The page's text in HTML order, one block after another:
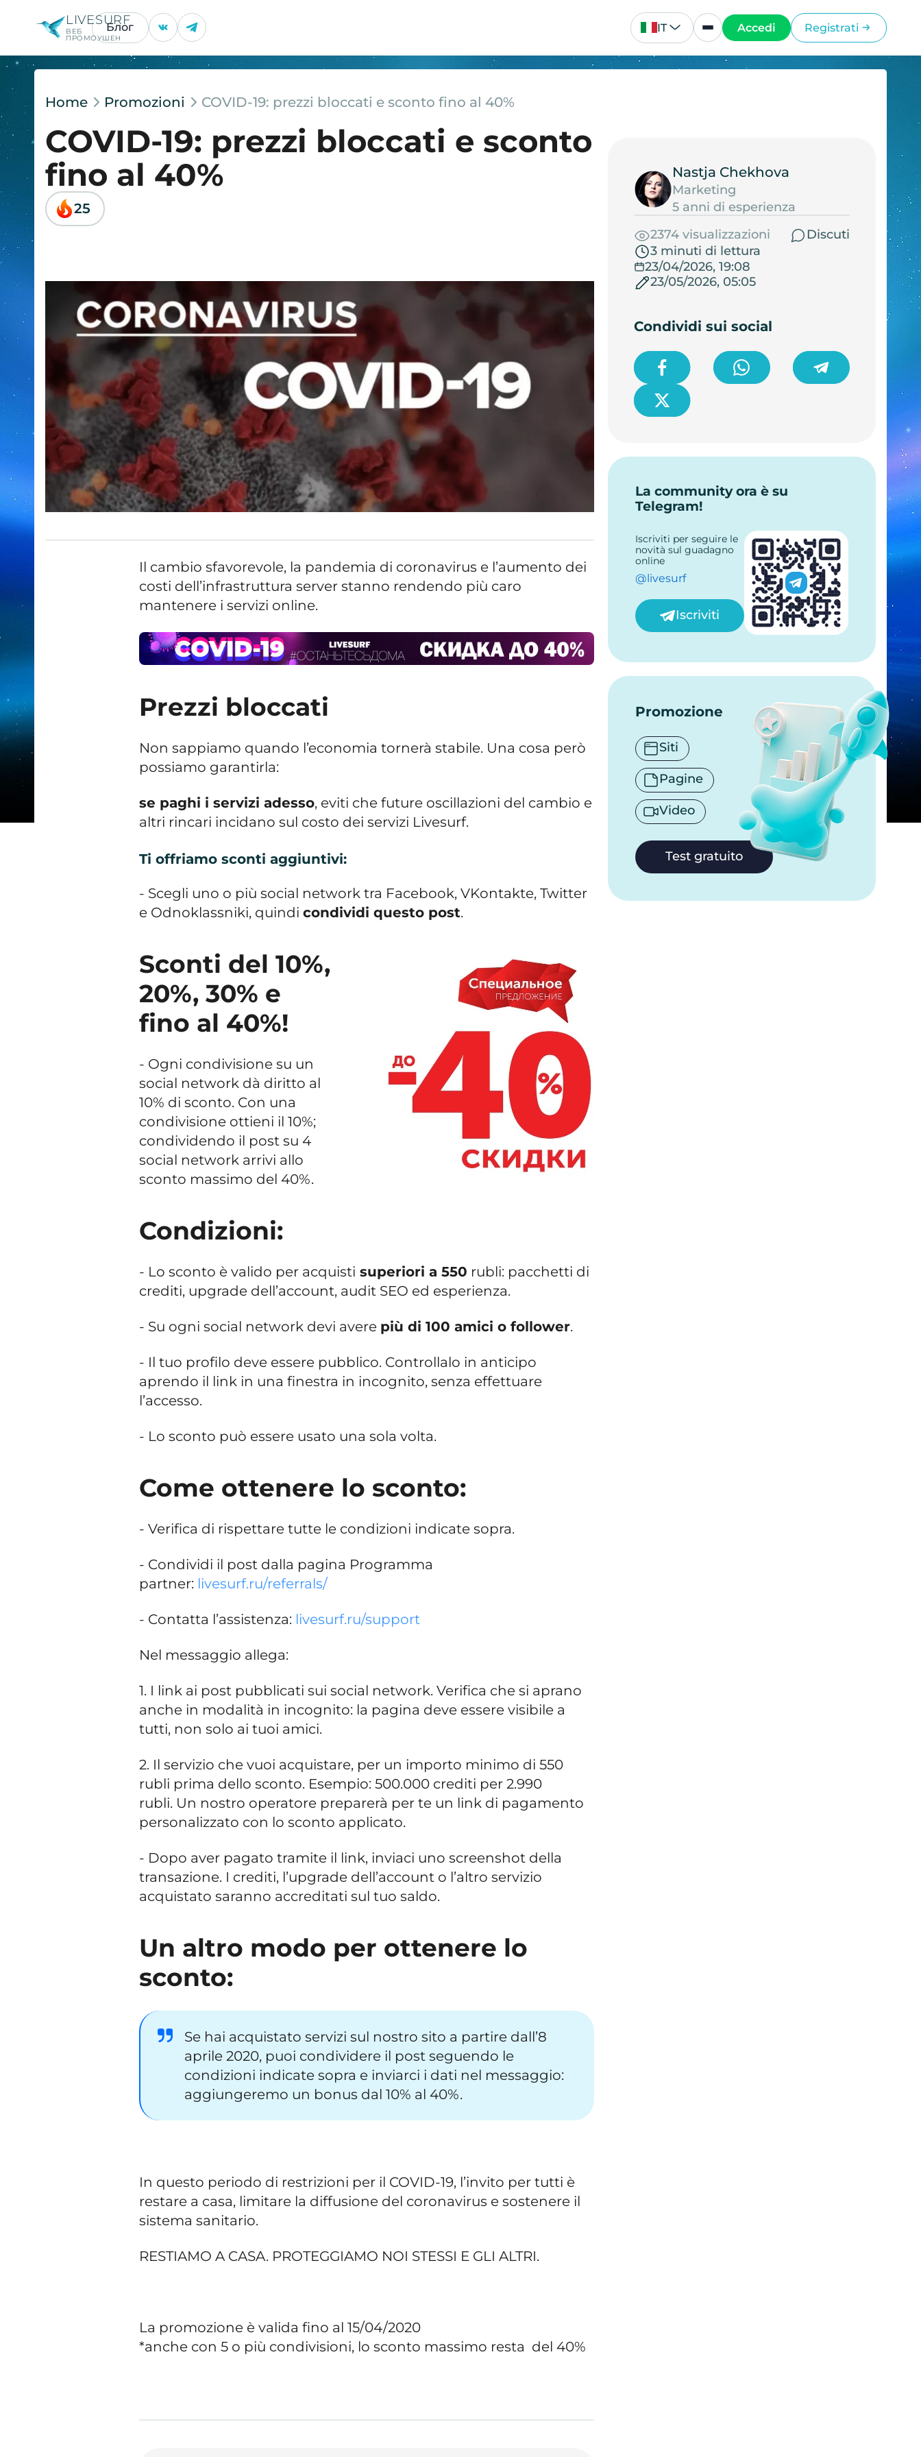
LIVESURF
ВЕБ
ПРОМОУШЕН
Блог IT Accedi Registrati
Home Promozioni COVID-19: prezzi bloccati e sconto fino al 40%
COVID-19: prezzi bloccati e sconto
fino al 40%
25
Il cambio sfavorevole, la pandemia di coronavirus e l’aumento dei
costi dell’infrastruttura server stanno rendendo più caro
mantenere i servizi online.
Prezzi bloccati
Non sappiamo quando l’economia tornerà stabile. Una cosa però
possiamo garantirla:
se paghi i servizi adesso, eviti che future oscillazioni del cambio e
altri rincari incidano sul costo dei servizi Livesurf.
Ti offriamo sconti aggiuntivi:
- Scegli uno o più social network tra Facebook, VKontakte, Twitter
e Odnoklassniki, quindicondividi questo post.
Sconti del 10%,
20%, 30% e
fino al 40%!
- Ogni condivisione su un
social network dà diritto al
10% di sconto. Con una
condivisione ottieni il 10%;
condividendo il post su 4
social network arrivi allo
sconto massimo del 40%.
Condizioni:
- Lo sconto è valido per acquisti superiori a 550 rubli: pacchetti di
crediti, upgrade dell’account, audit SEO ed esperienza.
- Su ogni social network devi avere più di 100 amici o follower.
- Il tuo profilo deve essere pubblico. Controllalo in anticipo
aprendo il link in una finestra in incognito, senza effettuare
l’accesso.
- Lo sconto può essere usato una sola volta.
Come ottenere lo sconto:
- Verifica di rispettare tutte le condizioni indicate sopra.
- Condividi il post dalla pagina Programma
partner: livesurf.ru/referrals/
- Contatta l’assistenza: livesurf.ru/support
Nel messaggio allega:
1. I link ai post pubblicati sui social network. Verifica che si aprano
anche in modalità in incognito: la pagina deve essere visibile a
tutti, non solo ai tuoi amici.
2. Il servizio che vuoi acquistare, per un importo minimo di 550
rubli prima dello sconto. Esempio: 500.000 crediti per 2.990
rubli. Un nostro operatore preparerà per te un link di pagamento
personalizzato con lo sconto applicato.
- Dopo aver pagato tramite il link, inviaci uno screenshot della
transazione. I crediti, l’upgrade dell’account o l’altro servizio
acquistato saranno accreditati sul tuo saldo.
Un altro modo per ottenere lo
sconto:
Se hai acquistato servizi sul nostro sito a partire dall’8
aprile 2020, puoi condividere il post seguendo le
condizioni indicate sopra e inviarci i dati nel messaggio:
aggiungeremo un bonus dal 10% al 40%.
In questo periodo di restrizioni per il COVID-19, l’invito per tutti è
restare a casa, limitare la diffusione del coronavirus e sostenere il
sistema sanitario.
RESTIAMO A CASA. PROTEGGIAMO NOI STESSI E GLI ALTRI.
La promozione è valida fino al 15/04/2020
*anche con 5 o più condivisioni, lo sconto massimo resta del 40%
Nastja Chekhova
Marketing
5 anni di esperienza
2374 visualizzazioni
Discuti
3 minuti di lettura
23/04/2026, 19:08
23/05/2026, 05:05
Condividi sui social
La community ora è su
Telegram!
Iscriviti per seguire le
novità sul guadagno
online
@livesurf
Iscriviti
Promozione
Siti
Pagine
Video
Test gratuito